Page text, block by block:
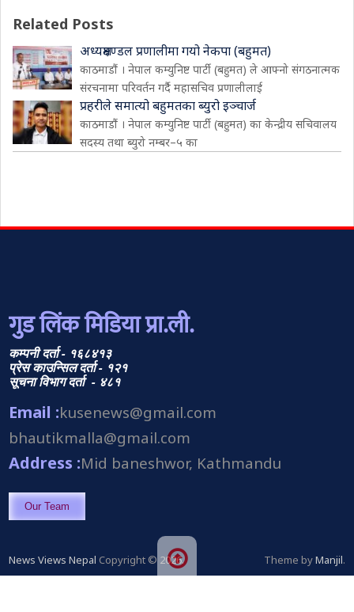
Related Posts
अध्यक्षमण्डल प्रणालीमा गयो नेकपा (बहुमत)
काठमाडौं । नेपाल कम्युनिष्ट पार्टी (बहुमत) ले आफ्नो संगठनात्मक
संरचनामा परिवर्तन गर्दै महासचिव प्रणालीलाई
प्रहरीले समात्यो बहुमतका ब्युरो इञ्चार्ज
काठमाडौं । नेपाल कम्युनिष्ट पार्टी (बहुमत) का केन्द्रीय सचिवालय
सदस्य तथा ब्युरो नम्बर–५ का
गुड लिंक मिडिया प्रा.ली.
कम्पनी दर्ता - १६८४१३
प्रेस काउन्सिल दर्ता - १२१
सूचना विभाग दर्ता - ४८१
Email :kusenews@gmail.com
bhautikmalla@gmail.com
Address :Mid baneshwor, Kathmandu
Our Team
News Views Nepal Copyright © 2026. Theme byManjil.